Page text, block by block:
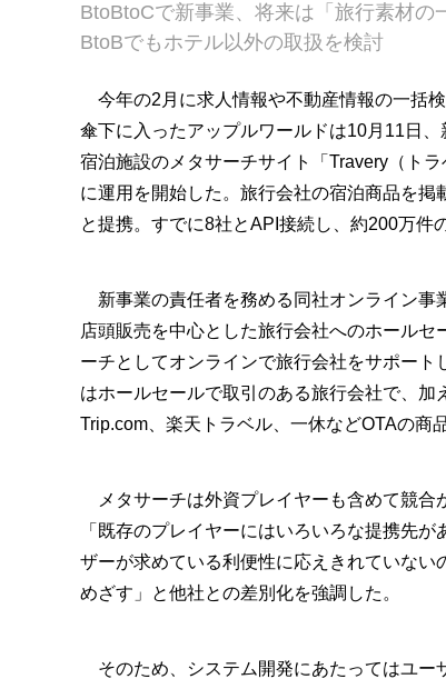
BtoBtoCで新事業、将来は「旅行素材の
BtoBでもホテル以外の取扱を検討
今年の2月に求人情報や不動産情報の一括
傘下に入ったアップルワールドは10月11日
宿泊施設のメタサーチサイト「Travery（ト
に運用を開始した。旅行会社の宿泊商品を掲
と提携。すでに8社とAPI接続し、約200万件
新事業の責任者を務める同社オンライン事
店頭販売を中心とした旅行会社へのホール
ーチとしてオンラインで旅行会社をサポー
はホールセールで取引のある旅行会社で、加
Trip.com、楽天トラベル、一休などOTAの商
メタサーチは外資プレイヤーも含めて競合
「既存のプレイヤーにはいろいろな提携先
ザーが求めている利便性に応えきれていな
めざす」と他社との差別化を強調した。
そのため、システム開発にあたってはユー